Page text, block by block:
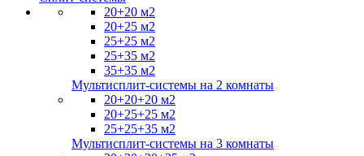
20+20 м2
20+25 м2
25+25 м2
25+35 м2
35+35 м2
Мультисплит-системы на 2 комнаты
20+20+20 м2
20+25+25 м2
25+25+35 м2
Мультисплит-системы на 3 комнаты